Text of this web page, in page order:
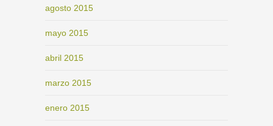
agosto 2015
mayo 2015
abril 2015
marzo 2015
enero 2015